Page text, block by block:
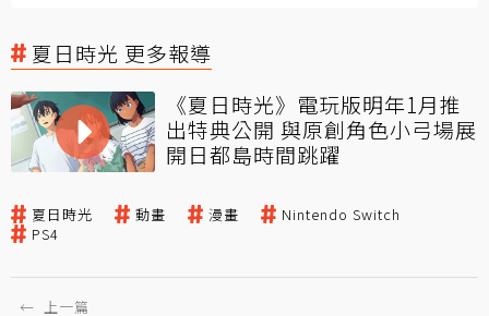
夏日時光 更多報導
《夏日時光》電玩版明年1月推
出特典公開 與原創角色小弓場展
開日都島時間跳躍
夏日時光 動畫 漫畫
Nintendo Switch
PS4
← 上一篇